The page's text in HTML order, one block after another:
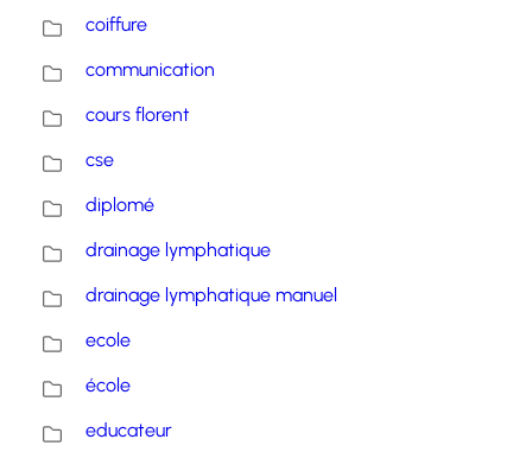
coiffure
communication
cours florent
cse
diplomé
drainage lymphatique
drainage lymphatique manuel
ecole
école
educateur